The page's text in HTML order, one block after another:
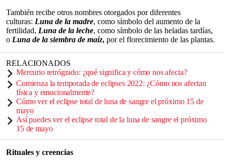
También recibe otros nombres otorgados por diferentes
culturas: Luna de la madre, como símbolo del aumento de la
fertilidad, Luna de la leche, como símbolo de las heladas tardías,
o Luna de la siembra de maíz, por el florecimiento de las plantas.
RELACIONADOS
Mercurio retrógrado: ¿qué significa y cómo nos afecta?
Comienza la temporada de eclipses 2022: ¿Cómo nos afectan
física y emocionalmente?
Cómo ver el eclipse total de luna de sangre el próximo 15 de
mayo
Así puedes ver el eclipse total de la luna de sangre el próximo
15 de mayo
Rituales y creencias